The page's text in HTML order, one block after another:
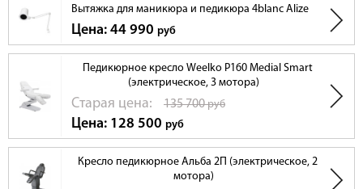
Вытяжка для маникюра и педикюра 4blanc Alize
Цена: 44 990 руб
Педикюрное кресло Weelko P160 Medial Smart
(электрическое, 3 мотора)
Cтарая цена: 135 700руб
Цена: 128 500 руб
Кресло педикюрное Альба 2П (электрическое, 2
мотора)